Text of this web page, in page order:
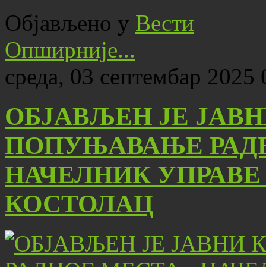
Објављено у Вести
Опширније...
среда, 03 септембар 2025
ОБЈАВЉЕН ЈЕ
ПОПУЊАВАЊЕ
НАЧЕЛНИК
КОСТОЛАЦ